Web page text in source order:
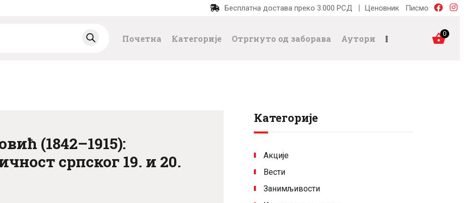
Бесплатна достава преко 3.000 РСД Ценовник Писмо
Почетна Категорије Отргнуто од заборава Аутори 0
КАТЕГОРИЈЕ
ОТРГНУТО ОД
(1842–1915):
српског 19. и 20.
Категорије
Акције
Вести
Занимљивости